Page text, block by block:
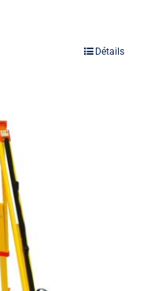
Détails